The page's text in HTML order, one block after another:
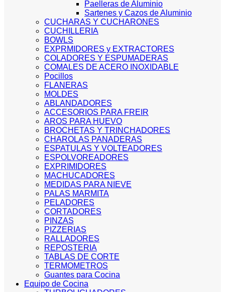
Paelleras de Aluminio
Sartenes y Cazos de Aluminio
CUCHARAS Y CUCHARONES
CUCHILLERIA
BOWLS
EXPRMIDORES y EXTRACTORES
COLADORES Y ESPUMADERAS
COMALES DE ACERO INOXIDABLE
Pocillos
FLANERAS
MOLDES
ABLANDADORES
ACCESORIOS PARA FREIR
AROS PARA HUEVO
BROCHETAS Y TRINCHADORES
CHAROLAS PANADERAS
ESPATULAS Y VOLTEADORES
ESPOLVOREADORES
EXPRIMIDORES
MACHUCADORES
MEDIDAS PARA NIEVE
PALAS MARMITA
PELADORES
CORTADORES
PINZAS
PIZZERIAS
RALLADORES
REPOSTERIA
TABLAS DE CORTE
TERMOMETROS
Guantes para Cocina
Equipo de Cocina